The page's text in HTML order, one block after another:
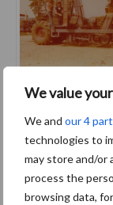
We value
We and our 4
technologies to
may store and/or
process the
browsing data,
Gerard Baecke
volgens eigen
basis van een